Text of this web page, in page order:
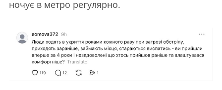
ночує в метро регулярно.